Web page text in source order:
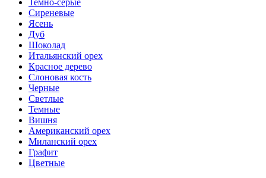
Темно-серые
Сиреневые
Ясень
Дуб
Шоколад
Итальянский орех
Красное дерево
Слоновая кость
Черные
Светлые
Темные
Вишня
Американский орех
Миланский орех
Графит
Цветные